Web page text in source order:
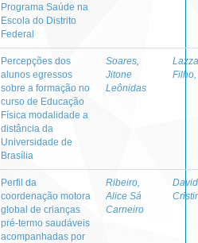
Programa Saúde na
Escola do Distrito
Federal
Percepções dos
alunos egressos
sobre a formação no
curso de Educação
Física modalidade a
distância da
Universidade de
Brasília
Soares,
Jitone
Leônidas
Perfil da
coordenação motora
global de crianças
pré-termo saudáveis
acompanhadas por
Ribeiro,
Alice Sá
Carneiro